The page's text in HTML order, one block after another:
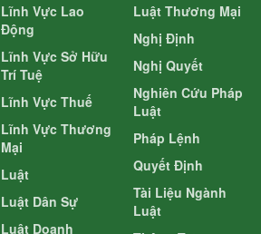
Lĩnh Vực Lao
Động
Lĩnh Vực Sở Hữu
Trí Tuệ
Lĩnh Vực Thuế
Lĩnh Vực Thương
Mại
Luật
Luật Dân Sự
Luật Doanh
Luật Thương Mại
Nghị Định
Nghị Quyết
Nghiên Cứu Pháp
Luật
Pháp Lệnh
Quyết Định
Tài Liệu Ngành
Luật